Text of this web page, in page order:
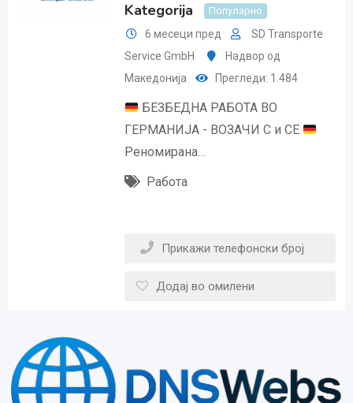
Kategorija
Популарно
6 месеци пред
SD Transporte
Service GmbH
Надвор од
Македонија
Прегледи: 1.484
БЕЗБЕДНА РАБОТА ВО
ГЕРМАНИЈА - ВОЗАЧИ C и CE
Реномирана…
Работа
Прикажи телефонски број
Додај во омилени